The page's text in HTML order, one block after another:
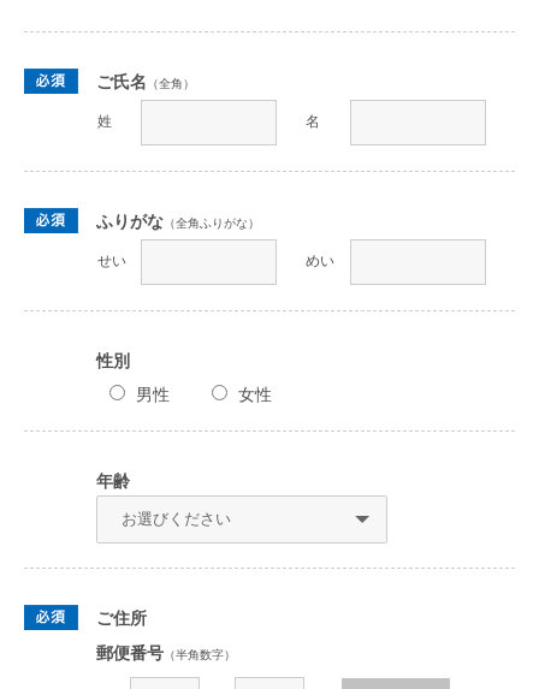
ご氏名 （全角）
姓 名
ふりがな （全角ふりがな）
せい めい
性別
男性
女性
年齢
ご住所
郵便番号 （半角数字）